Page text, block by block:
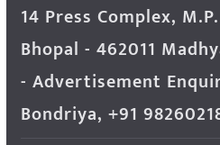
14 Press Complex,
Bhopal - 462011
- Advertisement
Bondriya, +91